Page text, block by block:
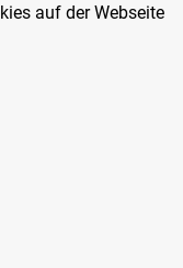
auf der Webseite